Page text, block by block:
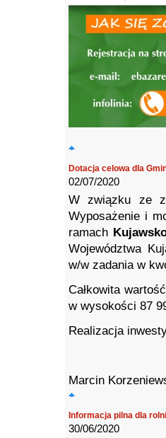
Dotacja celowa dla
02/07/2020
W związku ze
Wyposażenie i
ramach
Województwa
w/w zadania w
Całkowita
w wysokości 87
Realizacja
Marcin
Informacja pilna dla
30/06/2020